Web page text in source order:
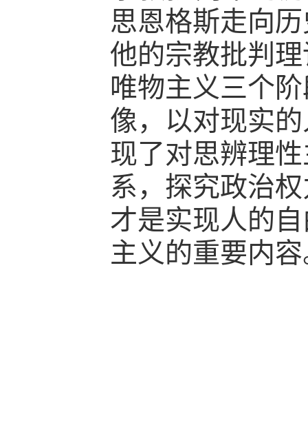
思恩格斯走向
他的宗教批判
唯物主义三个
像，以对现实
现了对思辨理
系，探究政治
才是实现人的
主义的重要内